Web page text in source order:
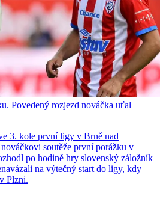
Povedený rozjezd nováčka uťal
3. kole první ligy v Brně nad
soutěže první porážku v
po hodině hry slovenský záložník
na výtečný start do ligy, kdy
Plzni.